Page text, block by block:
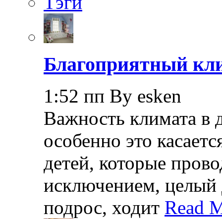
Благоприятный
1:52 пп By esken
Важность климата в
особенно это
детей, которые
исключением, целый
подрос, ходит Read